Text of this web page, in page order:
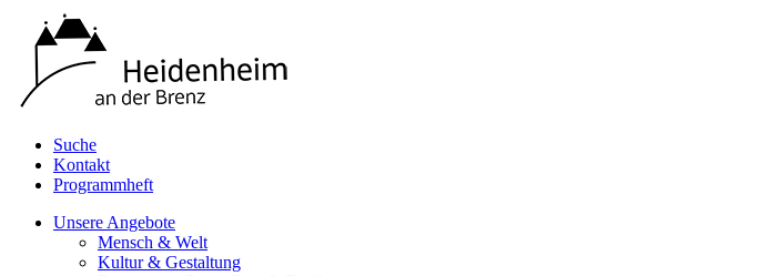
Suche
Kontakt
Programmheft
Unsere Angebote
Mensch & Welt
Kultur & Gestaltung